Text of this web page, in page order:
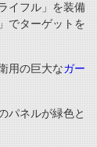
イフル」を装備
でターゲットを
用の巨大なガー
パネルが緑色と